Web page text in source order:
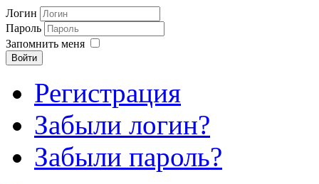
Логин
Пароль
Запомнить меня
Войти
Регистрация
Забыли логин?
Забыли пароль?